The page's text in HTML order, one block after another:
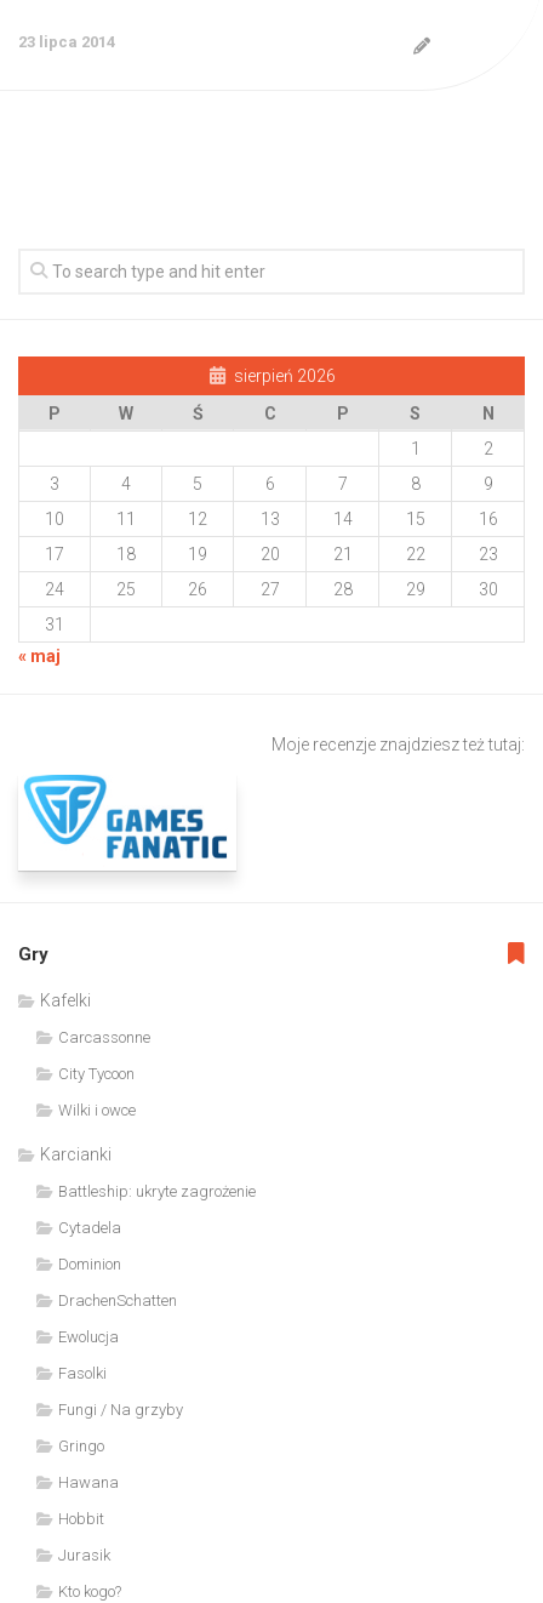
23 lipca 2014
sierpień 2026
P
W Ś C P S
N
1
2
3
4 5 6 7 8
9
10
11 12 13 14 15
16
17
18 19 20 21 22
23
24
25 26 27 28 29
30
31
« maj
Moje recenzje znajdziesz też tutaj:
Gry
Kafelki
Carcassonne
City Tycoon
Wilki i owce
Karcianki
Battleship: ukryte zagrożenie
Cytadela
Dominion
DrachenSchatten
Ewolucja
Fasolki
Fungi / Na grzyby
Gringo
Hawana
Hobbit
Jurasik
Kto kogo?